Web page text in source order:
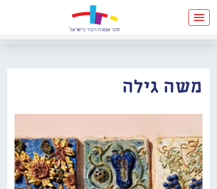
Toggle
navigation
משה גילה